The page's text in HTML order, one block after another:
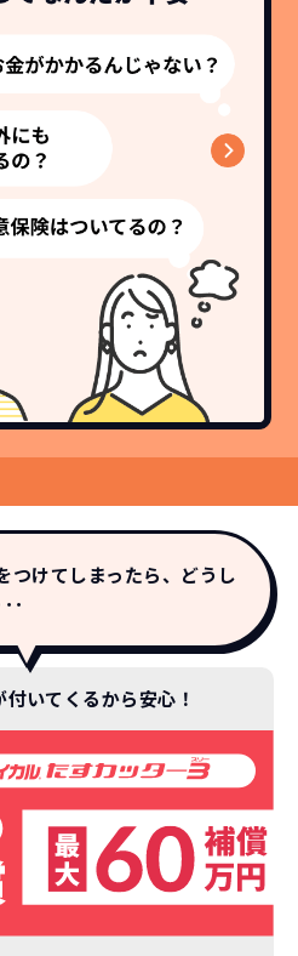
定を実現！
が今まで培ってきた
ことでこの「超高残
ることによりこの価
ました。
却いただく
るため
場合、そのまま継続
るかなどを選べます。
の場合は、車両を必
実現しています。
例え故障してもメーカ
が 少ない
わせたお車の選択が
越し、転勤、家族が増
の時の状況に合わせ
定期的に乗換
らいで飽きると言わ
よりますが、最新型
れるのは気持ちよ
ます！
時の税金や
どが不要
は車両本体以外にかか
かる費用が
コミ
の｢自動車税｣はコミ
通常車検時にかかる
賠責保険料｣「整備
ります。
つけてしまったら、どうし
･
いてくるから安心！